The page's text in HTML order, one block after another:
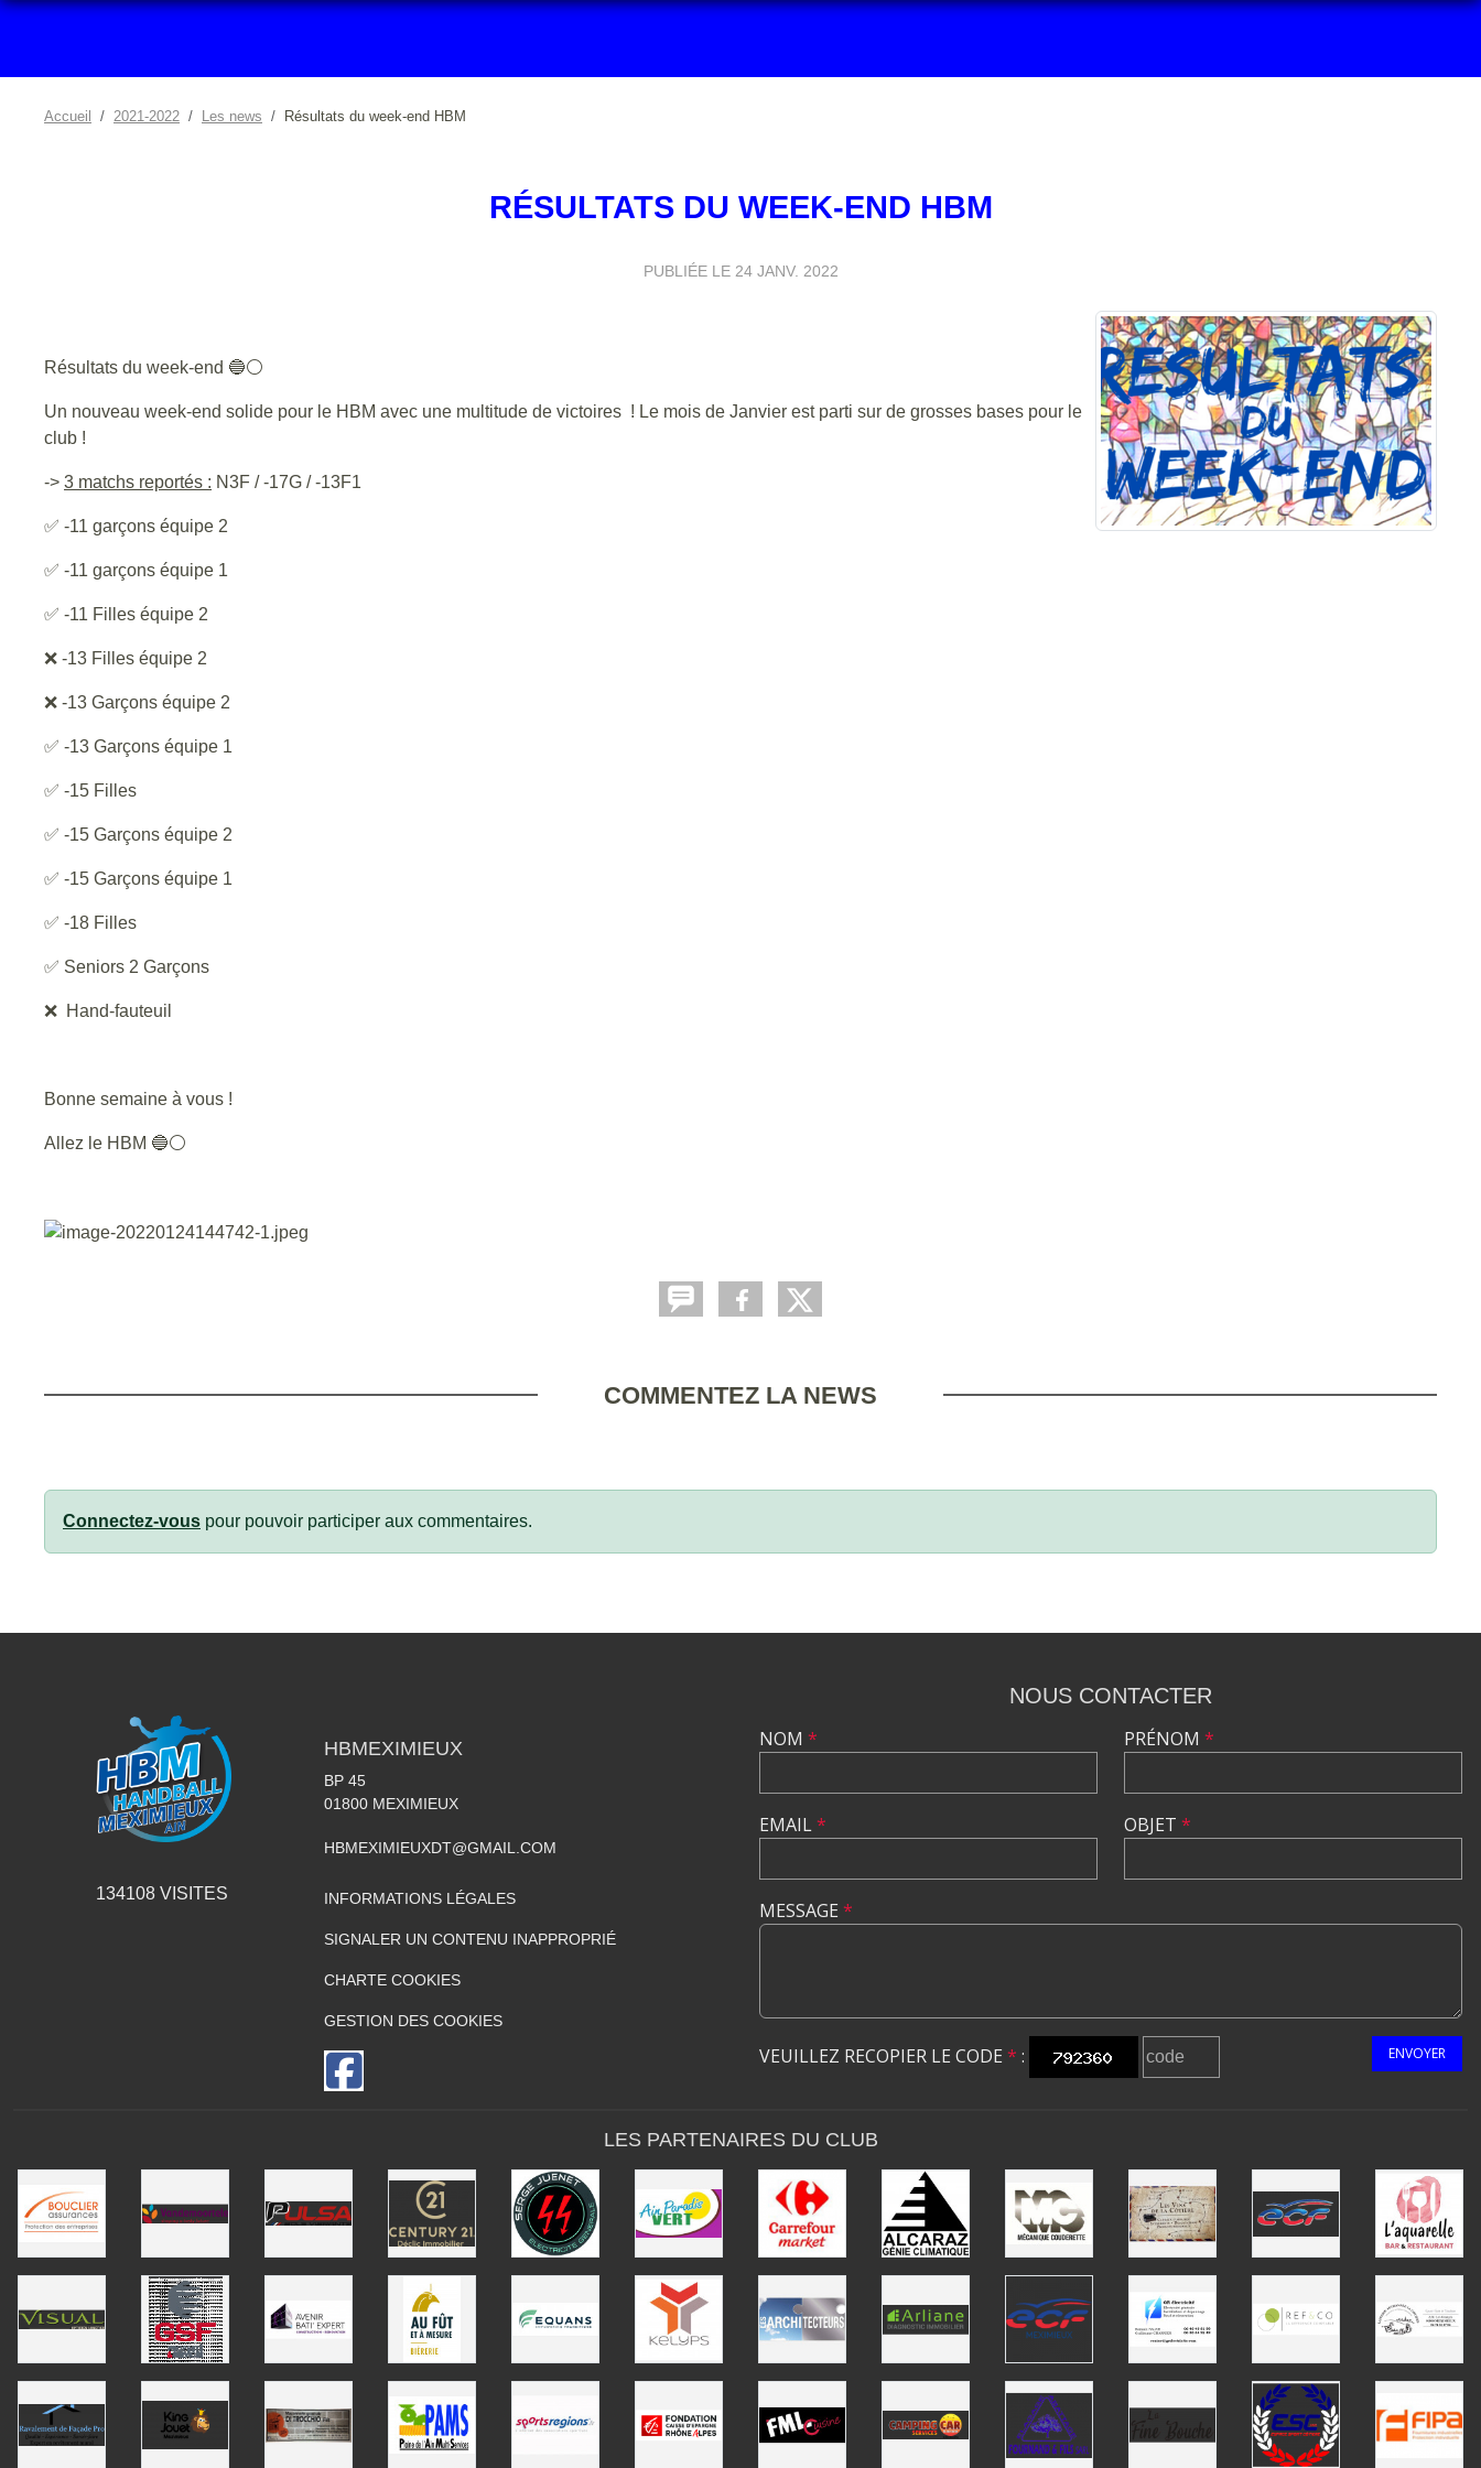
Accueil 2021-2022 Les news Résultats du week-end HBM
RÉSULTATS DU WEEK-END HBM
PUBLIÉE LE 24 JANV. 2022
Résultats du week-end 🔵⚪️
Un nouveau week-end solide pour le HBM avec une multitude de victoires ! Le mois de Janvier est parti sur de grosses bases pour le
club !
-> 3 matchs reportés : N3F / -17G / -13F1
✅ -11 garçons équipe 2
✅ -11 garçons équipe 1
✅ -11 Filles équipe 2
❌ -13 Filles équipe 2
❌ -13 Garçons équipe 2
✅ -13 Garçons équipe 1
✅ -15 Filles
✅ -15 Garçons équipe 2
✅ -15 Garçons équipe 1
✅ -18 Filles
✅ Seniors 2 Garçons
❌ Hand-fauteuil
Bonne semaine à vous !
Allez le HBM 🔵⚪️
COMMENTEZ LA NEWS
Connectez-vous pour pouvoir participer aux commentaires.
134108 VISITES
HBMEXIMIEUX
BP 45
01800 MEXIMIEUX
HBMEXIMIEUXDT@GMAIL.COM
INFORMATIONS LÉGALES
SIGNALER UN CONTENU INAPPROPRIÉ
CHARTE COOKIES
GESTION DES COOKIES
NOUS CONTACTER
NOM *
EMAIL*
PRÉNOM *
OBJET *
MESSAGE *
VEUILLEZ RECOPIER LE CODE * : ENVOYER
LES PARTENAIRES DU CLUB